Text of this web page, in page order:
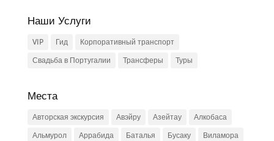
Наши Услуги
VIP Гид
Корпоративный транспорт
Свадьба в Португалии
Трансферы Туры
Места
Авторская экскурсия Авэйру Азейтау
Алкобаса
Альмурол
Аррабида Баталья Бусаку
Виламора